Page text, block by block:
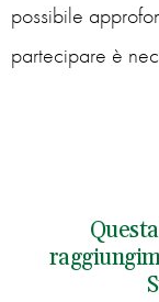
possibile
partecipare è